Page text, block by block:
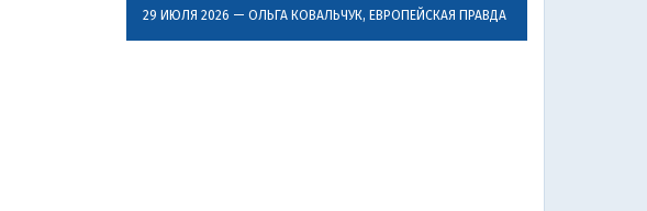
29 ИЮЛЯ 2026 — ОЛЬГА КОВАЛЬЧУК, ЕВРОПЕЙСКАЯ ПРАВДА